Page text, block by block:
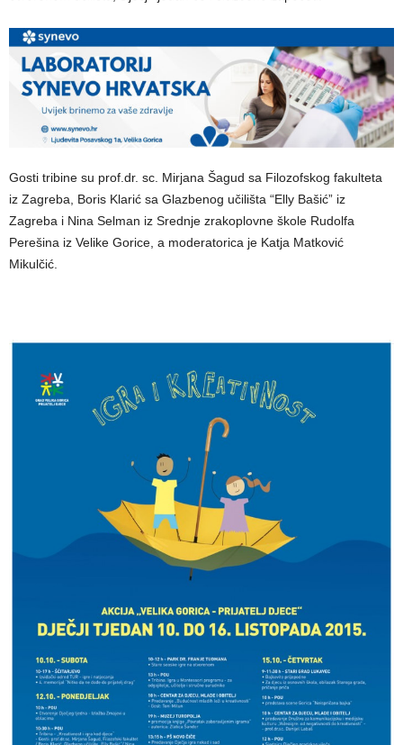
Gosti tribine su prof.dr. sc. Mirjana Šagud sa Filozofskog fakulteta
iz Zagreba, Boris Klarić sa Glazbenog učilišta “Elly Bašić” iz
Zagreba i Nina Selman iz Srednje zrakoplovne škole Rudolfa
Perešina iz Velike Gorice, a moderatorica je Katja Matković
Mikulčić.